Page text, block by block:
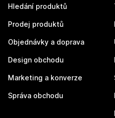
Hledání produktů
Prodej produktů
Objednávky a doprava
Design obchodu
Marketing a konverze
Správa obchodu